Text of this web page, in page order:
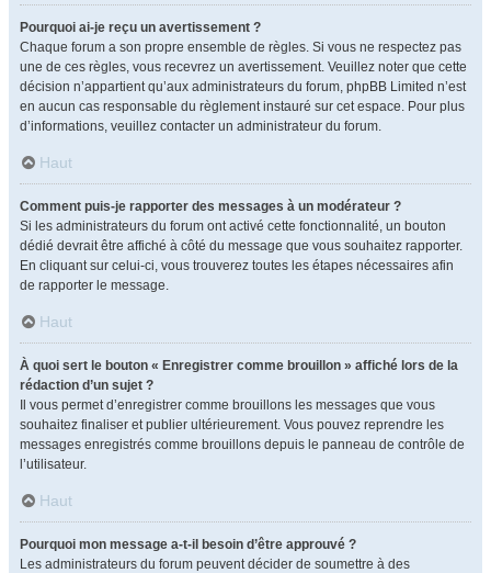
Pourquoi ai-je reçu un avertissement ?
Chaque forum a son propre ensemble de règles. Si vous ne respectez pas
une de ces règles, vous recevrez un avertissement. Veuillez noter que cette
décision n’appartient qu’aux administrateurs du forum, phpBB Limited n’est
en aucun cas responsable du règlement instauré sur cet espace. Pour plus
d’informations, veuillez contacter un administrateur du forum.
Haut
Comment puis-je rapporter des messages à un modérateur ?
Si les administrateurs du forum ont activé cette fonctionnalité, un bouton
dédié devrait être affiché à côté du message que vous souhaitez rapporter.
En cliquant sur celui-ci, vous trouverez toutes les étapes nécessaires afin
de rapporter le message.
Haut
À quoi sert le bouton « Enregistrer comme brouillon » affiché lors de la
rédaction d’un sujet ?
Il vous permet d’enregistrer comme brouillons les messages que vous
souhaitez finaliser et publier ultérieurement. Vous pouvez reprendre les
messages enregistrés comme brouillons depuis le panneau de contrôle de
l’utilisateur.
Haut
Pourquoi mon message a-t-il besoin d’être approuvé ?
Les administrateurs du forum peuvent décider de soumettre à des